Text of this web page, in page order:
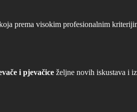
prema visokim profesionalnim
i pjevačice željne novih iskustava i